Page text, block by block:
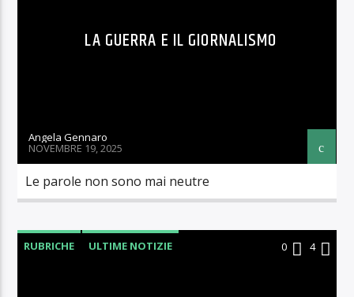
LA GUERRA E IL GIORNALISMO
Angela Gennaro
NOVEMBRE 19, 2025
Le parole non sono mai neutre
RUBRICHE ULTIME NOTIZIE 0 4